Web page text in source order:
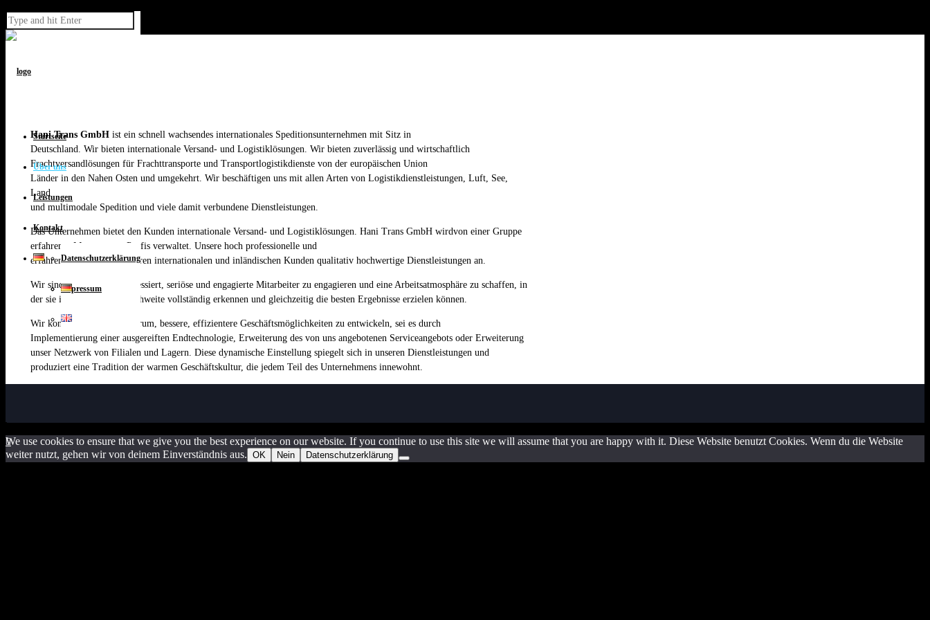
Startseite
Über uns
Leistungen
Kontakt
Datenschutzerklärung
Impressum
Skip to Content
Hani Trans GmbH ist ein schnell wachsendes internationales Speditionsunternehmen mit Sitz in
Deutschland. Wir bieten internationale Versand- und Logistiklösungen. Wir bieten zuverlässig und wirtschaftlich
Frachtversandlösungen für Frachttransporte und Transportlogistikdienste von der europäischen Union
Länder in den Nahen Osten und umgekehrt. Wir beschäftigen uns mit allen Arten von Logistikdienstleistungen, Luft, See,
Land
und multimodale Spedition und viele damit verbundene Dienstleistungen.
Das Unternehmen bietet den Kunden internationale Versand- und Logistiklösungen. Hani Trans GmbH wirdvon einer Gruppe
erfahrener Management-Profis verwaltet. Unsere hoch professionelle und
erfahrenes Team bietet unseren internationalen und inländischen Kunden qualitativ hochwertige Dienstleistungen an.
Wir sind immer daran interessiert, seriöse und engagierte Mitarbeiter zu engagieren und eine Arbeitsatmosphäre zu schaffen, in
der sie ihre Stärke und Reichweite vollständig erkennen und gleichzeitig die besten Ergebnisse erzielen können.
Wir konkurrieren immer darum, bessere, effizientere Geschäftsmöglichkeiten zu entwickeln, sei es durch
Implementierung einer ausgereiften Endtechnologie, Erweiterung des von uns angebotenen Serviceangebots oder Erweiterung
unser Netzwerk von Filialen und Lagern. Diese dynamische Einstellung spiegelt sich in unseren Dienstleistungen und
produziert eine Tradition der warmen Geschäftskultur, die jedem Teil des Unternehmens innewohnt.

We use cookies to ensure that we give you the best experience on our website. If you continue to use this site we will assume that you are happy with it. Diese Website benutzt Cookies. Wenn du die Website
weiter nutzt, gehen wir von deinem Einverständnis aus. OK Nein Datenschutzerklärung